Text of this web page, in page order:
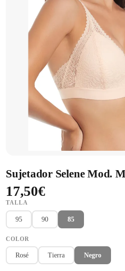
Sujetador Selene Mod.
17,50€
TALLA
95 90 85
COLOR
Rosé Tierra Negro